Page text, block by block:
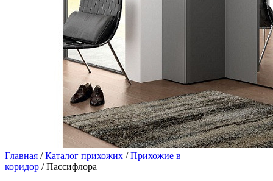
Главная /Каталог прихожих /Прихожие в
коридор / Пассифлора